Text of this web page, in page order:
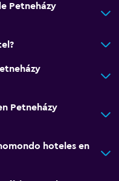
Petneházy
Petneházy
hoteles en